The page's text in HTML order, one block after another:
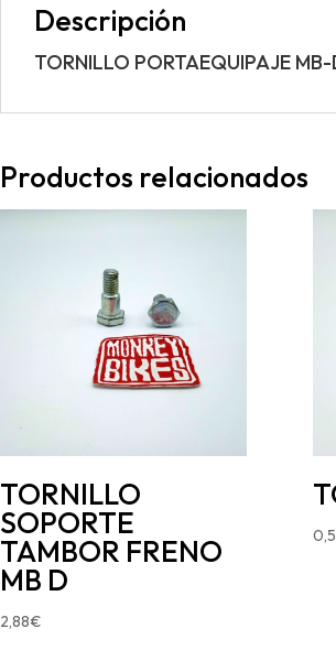
Descripción
TORNILLO PORTAEQUIPAJE MB-
Productos relacionados
TORNILLO
SOPORTE
TAMBOR FRENO
MB D
2,88€